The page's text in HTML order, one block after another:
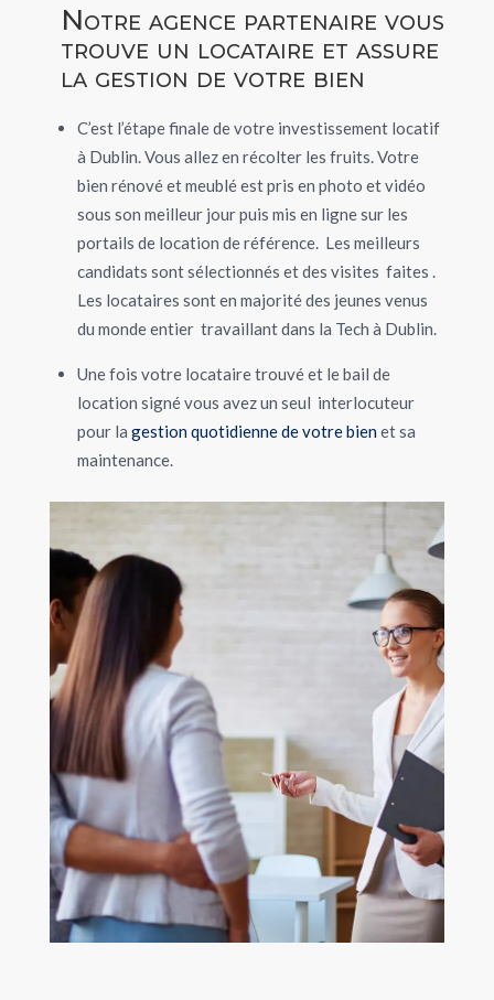
Notre agence partenaire vous
trouve un locataire et assure
la gestion de votre bien
C’est l’étape finale de votre investissementlocatif
à Dublin.Vous allez en récolter les fruits. Votre
bien rénové et meublé est pris en photo et vidéo
sous son meilleur jour puis mis en ligne sur les
portails de location de référence. Les meilleurs
candidats sont sélectionnés et des visites faites .
Les locataires sont en majorité des jeunes venus
du monde entier travaillant dans la Tech à Dublin.
Une fois votre locataire trouvé et le bail de
location signé vous avez un seul interlocuteur
pour la gestion quotidienne de votre bienet sa
maintenance.